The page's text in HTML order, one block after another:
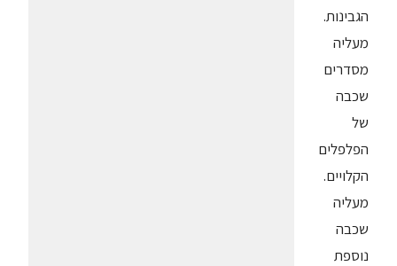
הגבינות.
מעליה
מסדרים
שכבה
של
הפלפלים
הקלויים.
מעליה
שכבה
נוספת